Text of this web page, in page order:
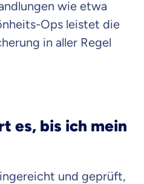
wie etwa
Ops leistet die
in aller Regel
es, bis ich mein
und geprüft,